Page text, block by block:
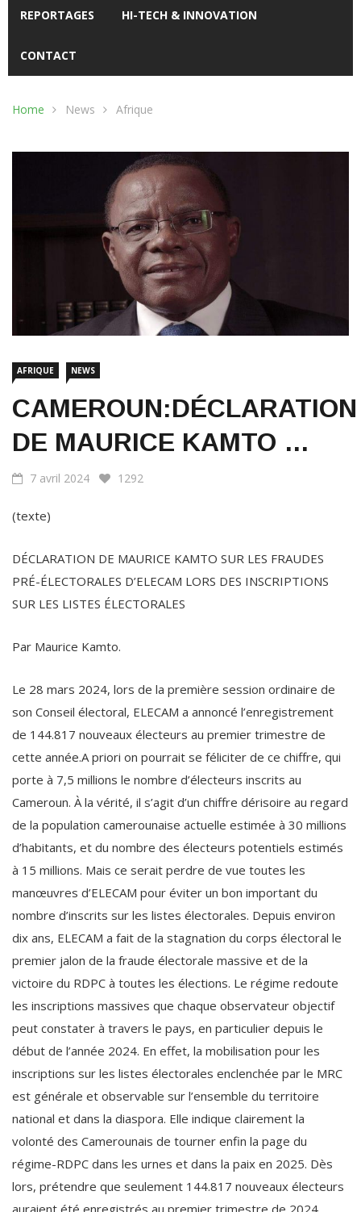
REPORTAGES HI-TECH & INNOVATION
CONTACT
Home News Afrique
AFRIQUE NEWS
CAMEROUN:DÉCLARATION
DE MAURICE KAMTO …
7 avril 2024 1292
(texte)
DÉCLARATION DE MAURICE KAMTO SUR LES FRAUDES
PRÉ-ÉLECTORALES D’ELECAM LORS DES INSCRIPTIONS
SUR LES LISTES ÉLECTORALES
Par Maurice Kamto.
Le 28 mars 2024, lors de la première session ordinaire de
son Conseil électoral, ELECAM a annoncé l’enregistrement
de 144.817 nouveaux électeurs au premier trimestre de
cette année.A priori on pourrait se féliciter de ce chiffre, qui
porte à 7,5 millions le nombre d’électeurs inscrits au
Cameroun. À la vérité, il s’agit d’un chiffre dérisoire au regard
de la population camerounaise actuelle estimée à 30 millions
d’habitants, et du nombre des électeurs potentiels estimés
à 15 millions. Mais ce serait perdre de vue toutes les
manœuvres d’ELECAM pour éviter un bon important du
nombre d’inscrits sur les listes électorales. Depuis environ
dix ans, ELECAM a fait de la stagnation du corps électoral le
premier jalon de la fraude électorale massive et de la
victoire du RDPC à toutes les élections. Le régime redoute
les inscriptions massives que chaque observateur objectif
peut constater à travers le pays, en particulier depuis le
début de l’année 2024. En effet, la mobilisation pour les
inscriptions sur les listes électorales enclenchée par le MRC
est générale et observable sur l’ensemble du territoire
national et dans la diaspora. Elle indique clairement la
volonté des Camerounais de tourner enfin la page du
régime-RDPC dans les urnes et dans la paix en 2025. Dès
lors, prétendre que seulement 144.817 nouveaux électeurs
auraient été enregistrés au premier trimestre de 2024,